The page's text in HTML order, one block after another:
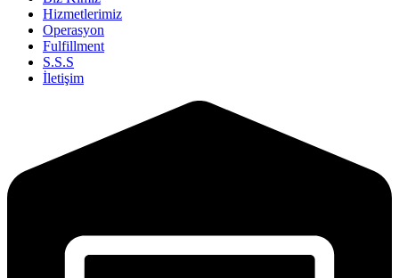
Hizmetlerimiz
Operasyon
Fulfillment
S.S.S
İletişim